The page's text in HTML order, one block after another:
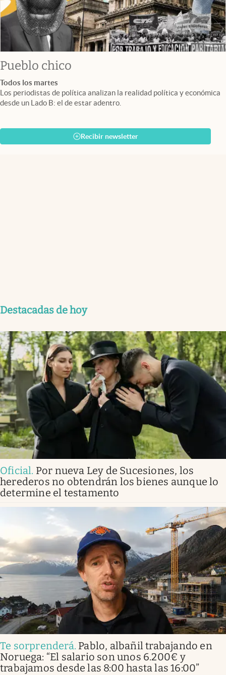
Pueblo chico
Todos los martes
Los periodistas de política analizan la realidad política y económica
desde un Lado B: el de estar adentro.
Recibir newsletter
Destacadas de hoy
Oficial. Por nueva Ley de Sucesiones, los
herederos no obtendrán los bienes aunque lo
determine el testamento
Te sorprenderá. Pablo, albañil trabajando en
Noruega: “El salario son unos 6.200€ y
trabajamos desde las 8:00 hasta las 16:00”